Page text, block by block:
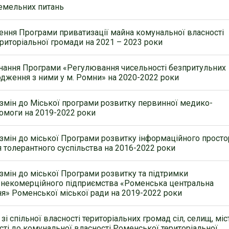
питань
Програми приватизації майна комунальної власності
громади на 2021 – 2023 роки
Програми «Регулювання чисельності безпритульних
з ними у м. Ромни» на 2020-2022 роки
до Міської програми розвитку первинної медико-
на 2019-2022 роки
до міської Програми розвитку інформаційного
суспільства на 2016-2022 роки
до міської Програми розвитку та підтримки
підприємства «Роменська центральна
Роменської міської ради на 2019-2022 роки
спільної власності територіальних громад сіл, селищ,